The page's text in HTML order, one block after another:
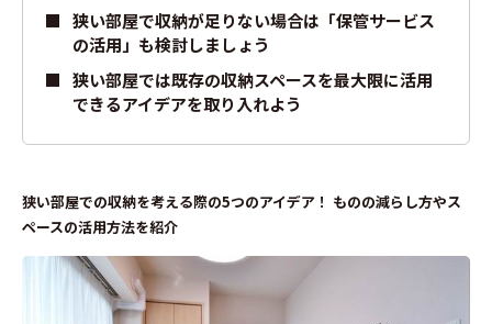
狭い部屋で収納が足りない場合は「保管サービス
の活用」も検討しましょう
狭い部屋では既存の収納スペースを最大限に活用
できるアイデアを取り入れよう
狭い部屋での収納を考える際の5つのアイデア！ ものの減らし方やス
ペースの活用方法を紹介